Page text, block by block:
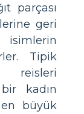
parçası
geri
Tipik
kadın
büyük